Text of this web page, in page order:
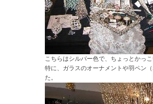
こちらはシルバー色で、ちょっとかっこ
特に、ガラスのオーナメントや羽ペン
た。